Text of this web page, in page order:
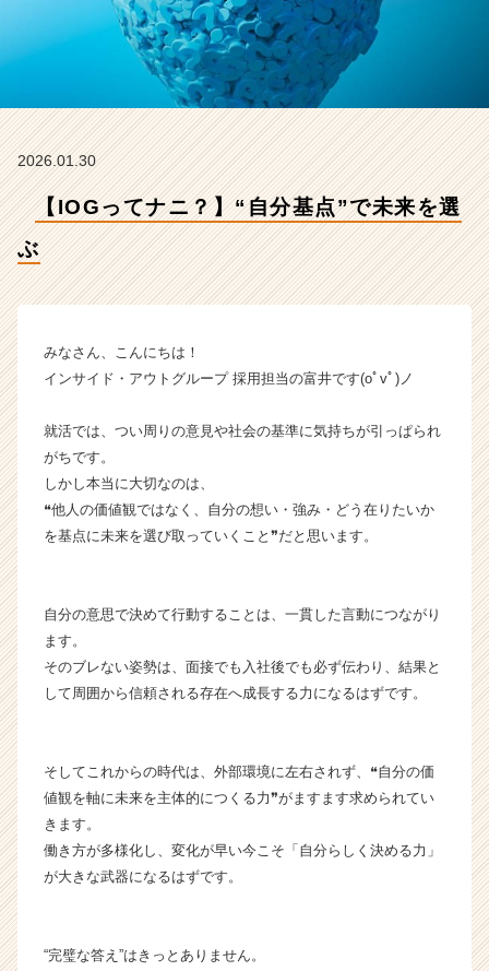
ル
ー
プ
の
タ
イ
ン】
ー・
成
企
ら
ス
カ
が
就
活
ト
チ
ャ
リ
h
2026.01.30
【IOGってナニ？】“自分基点”で未来を選
ぶ
みなさん、こんにちは！
インサイド・アウトグループ 採用担当の富井です(oﾟvﾟ)ノ
就活では、つい周りの意見や社会の基準に気持ちが引っぱられ
がちです。
しかし本当に大切なのは、
❝他人の価値観ではなく、自分の想い・強み・どう在りたいか
を基点に未来を選び取っていくこと❞だと思います。
自分の意思で決めて行動することは、一貫した言動につながり
ます。
そのブレない姿勢は、面接でも入社後でも必ず伝わり、結果と
して周囲から信頼される存在へ成長する力になるはずです。
そしてこれからの時代は、外部環境に左右されず、❝自分の価
値観を軸に未来を主体的につくる力❞がますます求められてい
きます。
働き方が多様化し、変化が早い今こそ「自分らしく決める力」
が大きな武器になるはずです。
“完璧な答え”はきっとありません。